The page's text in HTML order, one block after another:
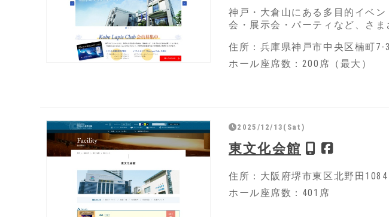
神戸・大倉山にある多目的イベ
会・展示会・パーティなど、さ
住所：兵庫県神戸市中央区楠町7-
ホール座席数：200席（最大）
2025/12/13(Sat)
東文化会館
住所：大阪府堺市東区北野田
ホール座席数：401席